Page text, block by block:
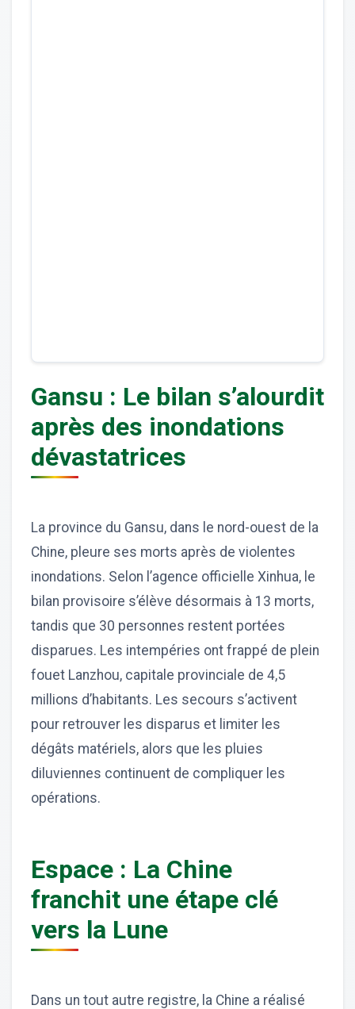
Gansu : Le bilan s’alourdit
après des inondations
dévastatrices
La province du Gansu, dans le nord-ouest de la
Chine, pleure ses morts après de violentes
inondations. Selon l’agence officielle Xinhua, le
bilan provisoire s’élève désormais à 13 morts,
tandis que 30 personnes restent portées
disparues. Les intempéries ont frappé de plein
fouet Lanzhou, capitale provinciale de 4,5
millions d’habitants. Les secours s’activent
pour retrouver les disparus et limiter les
dégâts matériels, alors que les pluies
diluviennes continuent de compliquer les
opérations.
Espace : La Chine
franchit une étape clé
vers la Lune
Dans un tout autre registre, la Chine a réalisé